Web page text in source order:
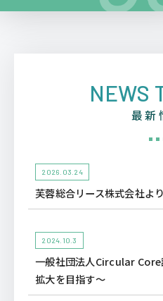
NEWS
最新
2026.03.24
芙蓉総合リース株式会社よ
2024.10.3
一般社団法人Circular
拡大を目指す～